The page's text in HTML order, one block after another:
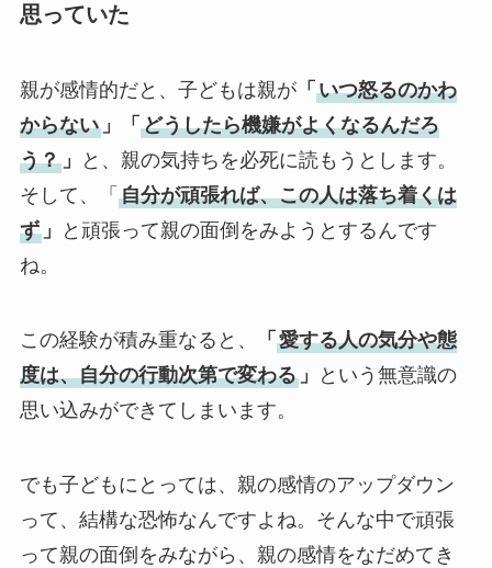
思っていた
親が感情的だと、子どもは親が「 いつ怒るのかわ
からない」「 どうしたら機嫌がよくなるんだろ
う？」
と、親の気持ちを必死に読もうとします。
そして、「 自分が頑張れば、この人は落ち着くは
ず」
と頑張って親の面倒をみようとするんです
ね。
この経験が積み重なると、 「 愛する人の気分や態
度は、自分の行動次第で変わる」
という無意識の
思い込みができてしまいます。
でも子どもにとっては、親の感情のアップダウン
って、結構な恐怖なんですよね。そんな中で頑張
って親の面倒をみながら、親の感情をなだめてき